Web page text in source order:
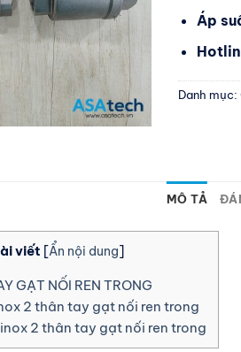
Áp
Danh mục:
MÔ TẢ
viết [Ẩn nội dung]
GẠT NỐI REN TRONG
2 thân tay gạt nối ren trong
2 thân tay gạt nối ren trong